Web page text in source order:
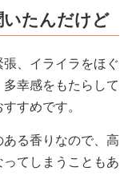
たんだけど
、イライラをほぐ
幸感をもたらして
すめです。
る香りなので、高
てしまうこともあ